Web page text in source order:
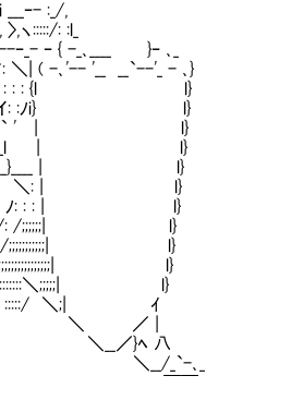
:_/,
: :l_
-_､____ }ｰ ､_
､'-- '__ __`--'_ - ､}
: : : : {l l}
: :ﾉi} l}
: ﾉ` ' | l}
l} お前を先輩の『キラ
| l}
: | l}
: : | l}
;;;;;;| l}
l}
l}
＼;;;;;| l}
＼;| ｲ
／ |
__／}ﾍ 八
_`-､_
￣